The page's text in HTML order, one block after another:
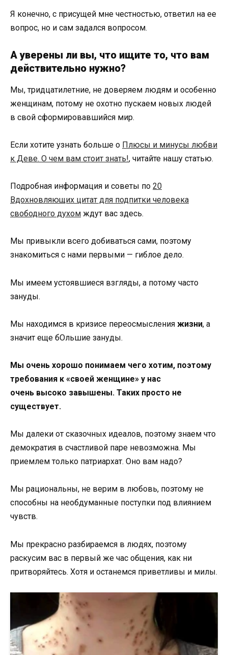
Я конечно, с присущей мне честностью, ответил на ее
вопрос, но и сам задался вопросом.
А уверены ли вы, что ищите то, что вам
действительно нужно?
Мы, тридцатилетние, не доверяем людям и особенно
женщинам, потому не охотно пускаем новых людей
в свой сформировавшийся мир.
Если хотите узнать больше о Плюсы и минусы любви
к Деве. О чем вам стоит знать!, читайте нашу статью.
Подробная информация и советы по 20
Вдохновляющих цитат для подпитки человека
свободного духом ждут вас здесь.
Мы привыкли всего добиваться сами, поэтому
знакомиться с нами первыми — гиблое дело.
Мы имеем устоявшиеся взгляды, а потому часто
зануды.
Мы находимся в кризисе переосмысления жизни, а
значит еще бОльшие зануды.
Мы очень хорошо понимаем чего хотим, поэтому
требования к «своей женщине» у нас
очень высоко завышены. Таких просто не
существует.
Мы далеки от сказочных идеалов, поэтому знаем что
демократия в счастливой паре невозможна. Мы
приемлем только патриархат. Оно вам надо?
Мы рациональны, не верим в любовь, поэтому не
способны на необдуманные поступки под влиянием
чувств.
Мы прекрасно разбираемся в людях, поэтому
раскусим вас в первый же час общения, как ни
притворяйтесь. Хотя и останемся приветливы и милы.